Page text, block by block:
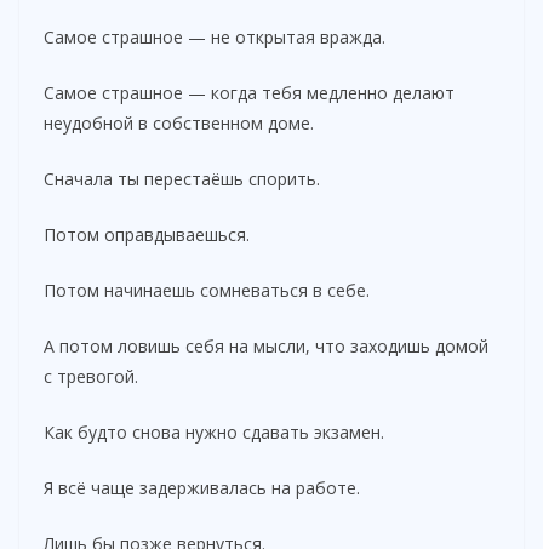
Самое страшное — не открытая вражда.
Самое страшное — когда тебя медленно делают
неудобной в собственном доме.
Сначала ты перестаёшь спорить.
Потом оправдываешься.
Потом начинаешь сомневаться в себе.
А потом ловишь себя на мысли, что заходишь домой
с тревогой.
Как будто снова нужно сдавать экзамен.
Я всё чаще задерживалась на работе.
Лишь бы позже вернуться.